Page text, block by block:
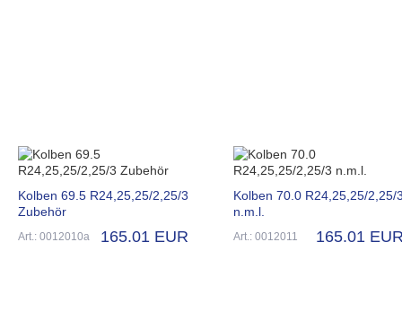
Kolben 69.5 R24,25,25/2,25/3
Zubehör
Art.: 0012010a 165.01 EUR
Kolben 70.0 R24,25,25/2,25/
n.m.l.
Art.: 0012011 165.01